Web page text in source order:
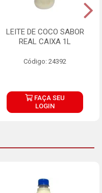
LEITE DE COCO SABOR
REAL CAIXA 1L
Código: 24392
FAÇA SEU
LOGIN